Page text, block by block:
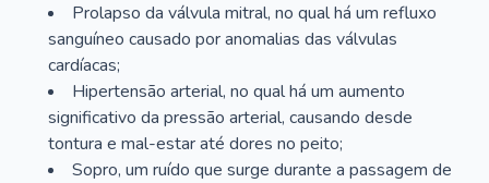
Prolapso da válvula mitral, no qual há um refluxo
sanguíneo causado por anomalias das válvulas
cardíacas;
Hipertensão arterial, no qual há um aumento
significativo da pressão arterial, causando desde
tontura e mal-estar até dores no peito;
Sopro, um ruído que surge durante a passagem de